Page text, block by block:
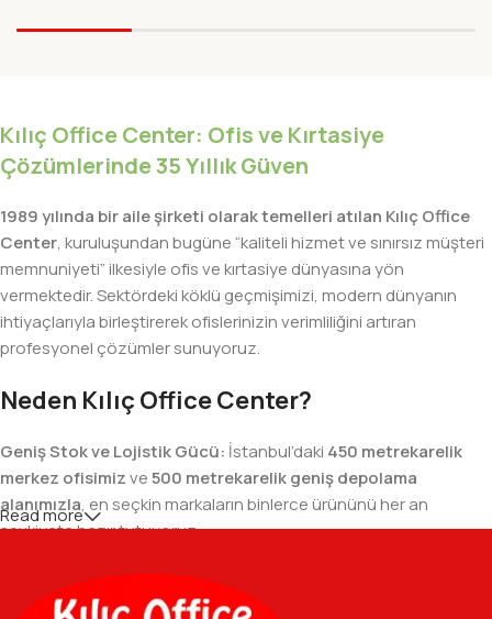
Kılıç Office Center: Ofis ve Kırtasiye
Çözümlerinde 35 Yıllık Güven
1989 yılında bir aile şirketi olarak temelleri atılan Kılıç Office
Center, kuruluşundan bugüne “kaliteli hizmet ve sınırsız müşteri
memnuniyeti” ilkesiyle ofis ve kırtasiye dünyasına yön
vermektedir. Sektördeki köklü geçmişimizi, modern dünyanın
ihtiyaçlarıyla birleştirerek ofislerinizin verimliliğini artıran
profesyonel çözümler sunuyoruz.
Neden Kılıç Office Center?
Geniş Stok ve Lojistik Gücü: İstanbul’daki 450 metrekarelik
merkez ofisimizve500 metrekarelik geniş depolama
alanımızla, en seçkin markaların binlerce ürününü her an
sevkiyata hazır tutuyoruz.
Geniş Ürün Yelpazesi:Temel kırtasiye malzemelerinden teknik
ofis gereçlerine kadar, iş hayatınızda ihtiyaç duyduğunuz her
Read more